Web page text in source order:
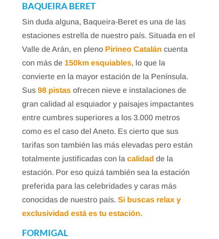
BAQUEIRA BERET
Sin duda alguna, Baqueira-Beret es una de las
estaciones estrella de nuestro país. Situada en el
Valle de Arán, en pleno Pirineo Catalán cuenta
con más de150km esquiables, lo que la
convierte en la mayor estación de la Península.
Sus 98 pistasofrecen nieve e instalaciones de
gran calidad al esquiador y paisajes impactantes
entre cumbres superiores a los 3.000 metros
como es el caso del Aneto. Es cierto que sus
tarifas son también las más elevadas pero están
totalmente justificadas con la calidad de la
estación. Por eso quizá también sea la estación
preferida para las celebridades y caras más
conocidas de nuestro país. Si buscas relax y
exclusividad está es tu estación.
FORMIGAL